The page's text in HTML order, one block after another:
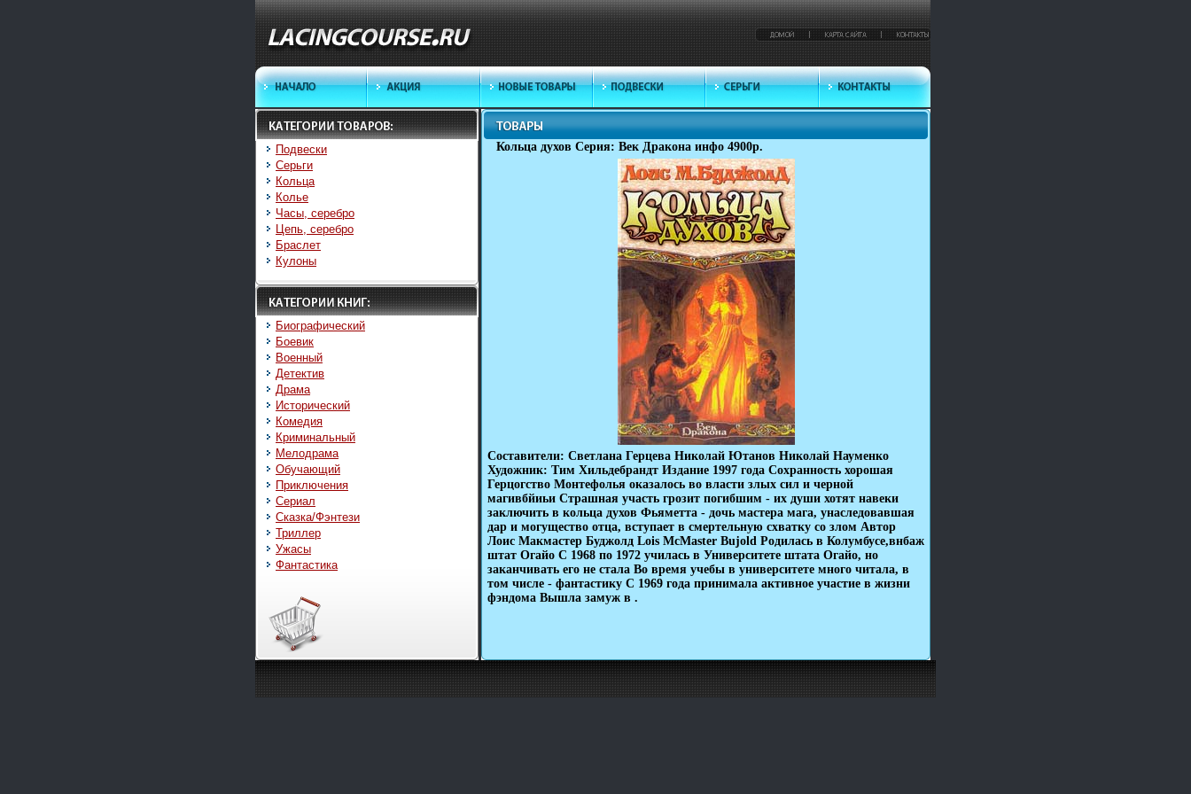
Подвески
Серьги
Кольца
Колье
Часы, серебро
Цепь, серебро
Браслет
Кулоны
Биографический
Боевик
Военный
Детектив
Драма
Исторический
Комедия
Криминальный
Мелодрама
Обучающий
Приключения
Сериал
Сказка/Фэнтези
Триллер
Ужасы
Фантастика
Кольца духов Серия: Век Дракона инфо 4900p.
Составители: Светлана Герцева Николай Ютанов Николай Науменко
Художник: Тим Хильдебрандт Издание 1997 года Сохранность хорошая
Герцогство Монтефолья оказалось во власти злых сил и черной
магивбйиьи Страшная участь грозит погибшим - их души хотят навеки
заключить в кольца духов Фьяметта - дочь мастера мага, унаследовавшая
дар и могущество отца, вступает в смертельную схватку со злом Автор
Лоис Макмастер Буджолд Lois McMaster Bujold Родилась в Колумбусе,внбаж
штат Огайо С 1968 по 1972 училась в Университете штата Огайо, но
заканчивать его не стала Во время учебы в университете много читала, в
том числе - фантастику С 1969 года принимала активное участие в жизни
фэндома Вышла замуж в .